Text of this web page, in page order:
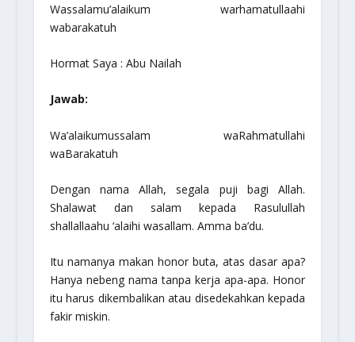
Wassalamu’alaikum warhamatullaahi
wabarakatuh
Hormat Saya : Abu Nailah
Jawab:
Wa’alaikumussalam waRahmatullahi
waBarakatuh
Dengan nama Allah, segala puji bagi Allah.
Shalawat dan salam kepada Rasulullah
shallallaahu ‘alaihi wasallam. Amma ba’du.
Itu namanya makan honor buta, atas dasar apa?
Hanya nebeng nama tanpa kerja apa-apa. Honor
itu harus dikembalikan atau disedekahkan kepada
fakir miskin.